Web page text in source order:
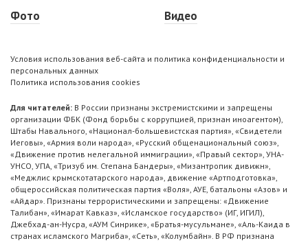
Фото
Видео
Условия использования веб-сайта и политика конфиденциальности и
персональных данных
Политика использования cookies
Для читателей: В России признаны экстремистскими и запрещены
организации ФБК (Фонд борьбы с коррупцией, признан иноагентом),
Штабы Навального, «Национал-большевистская партия», «Свидетели
Иеговы», «Армия воли народа», «Русский общенациональный союз»,
«Движение против нелегальной иммиграции», «Правый сектор», УНА-
УНСО, УПА, «Тризуб им. Степана Бандеры», «Мизантропик дивижн»,
«Меджлис крымскотатарского народа», движение «Артподготовка»,
общероссийская политическая партия «Воля», АУЕ, батальоны «Азов» и
«Айдар». Признаны террористическими и запрещены: «Движение
Талибан», «Имарат Кавказ», «Исламское государство» (ИГ, ИГИЛ),
Джебхад-ан-Нусра, «АУМ Синрике», «Братья-мусульмане», «Аль-Каида в
странах исламского Магриба», «Сеть», «Колумбайн». В РФ признана